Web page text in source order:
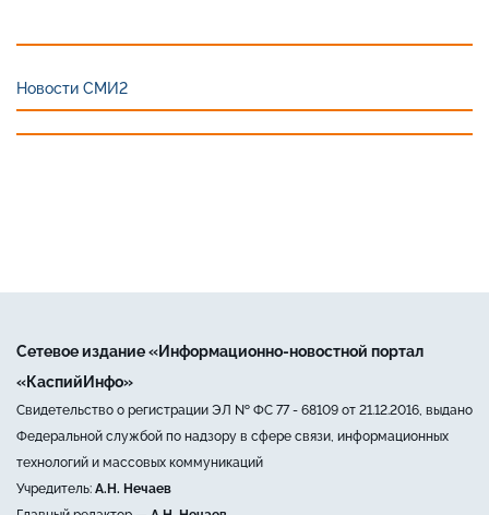
Новости СМИ2
Сетевое издание «Информационно-новостной портал
«КаспийИнфо»
Свидетельство о регистрации ЭЛ № ФС 77 - 68109 от 21.12.2016, выдано
Федеральной службой по надзору в сфере связи, информационных
технологий и массовых коммуникаций
Учредитель: А.Н. Нечаев